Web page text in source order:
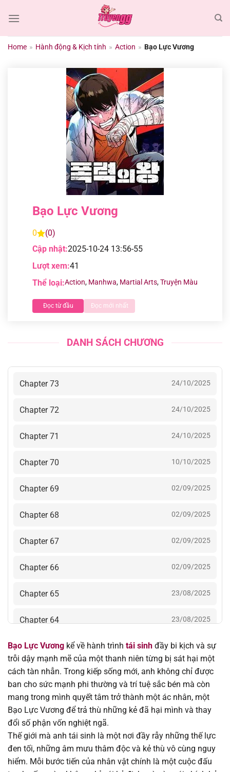
đến
dungHome » Hành động & Kịch tính » Action » Bạo Lực Vương
Bạo Lực Vương
0
(0)
Cập nhật:2025-10-24 13:56-55
Lượt xem:41
Thể loại:Action, Manhwa, Martial Arts,Truyện Màu
Đọc từ đầu Đọc mới nhất
DANH SÁCH CHƯƠNG
Chapter 73 24/10/2025
Chapter 72 24/10/2025
Chapter 71 24/10/2025
Chapter 70 10/10/2025
Chapter 69 02/09/2025
Chapter 68 02/09/2025
Chapter 67 02/09/2025
Chapter 66 02/09/2025
Chapter 65 23/08/2025
Chapter 64 23/08/2025
Chapter 63 23/08/2025
Chapter 62 18/08/2025
Chapter 61 18/08/2025
Chapter 60
Chapter 59 18/08/2025
Bạo Lực Vương kể về hành trình tái sinh đầy bi kịch và sự
trỗi dậy mạnh mẽ của một thanh niên từng bị sát hại một
cách tàn nhẫn. Trong kiếp sống mới, anh không chỉ được
ban cho sức mạnh phi thường và trí tuệ sắc bén mà còn
mang trong mình quyết tâm trở thành một ác nhân, một
Bạo Lực Vương để trả thù những kẻ đã hại mình và thay
đổi số phận vốn nghiệt ngã.
Thế giới mà anh tái sinh là một nơi đầy rẫy những thế lực
đen tối, những âm mưu thâm độc và kẻ thù vô cùng nguy
hiểm. Mỗi bước tiến của nhân vật chính là một cuộc đấu